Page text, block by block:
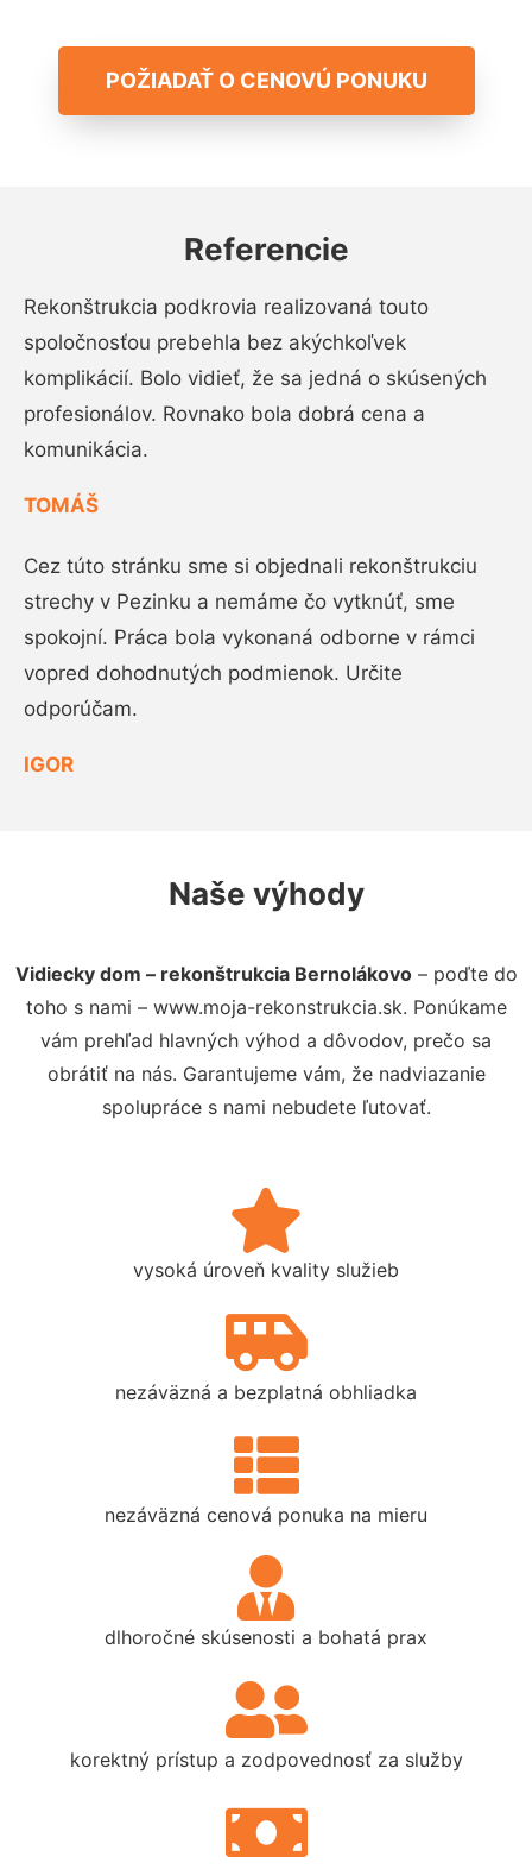
POŽIADAŤ O CENOVÚ PONUKU
Referencie
Rekonštrukcia podkrovia realizovaná touto
spoločnosťou prebehla bez akýchkoľvek
komplikácií. Bolo vidieť, že sa jedná o skúsených
profesionálov. Rovnako bola dobrá cena a
komunikácia.
TOMÁŠ
Cez túto stránku sme si objednali rekonštrukciu
strechy v Pezinku a nemáme čo vytknúť, sme
spokojní. Práca bola vykonaná odborne v rámci
vopred dohodnutých podmienok. Určite
odporúčam.
IGOR
Naše výhody
Vidiecky dom – rekonštrukcia Bernolákovo– poďte do
toho s nami – www.moja-rekonstrukcia.sk. Ponúkame
vám prehľad hlavných výhod a dôvodov, prečo sa
obrátiť na nás. Garantujeme vám, že nadviazanie
spolupráce s nami nebudete ľutovať.
vysoká úroveň kvality služieb
nezáväzná a bezplatná obhliadka
nezáväzná cenová ponuka na mieru
dlhoročné skúsenosti a bohatá prax
korektný prístup a zodpovednosť za služby